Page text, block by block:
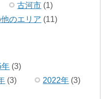
古河市 (1)
のエリア (11)
年 (3)
(3) 2022年 (3)